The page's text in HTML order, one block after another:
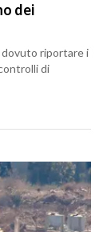
dei
dovuto riportare i
di